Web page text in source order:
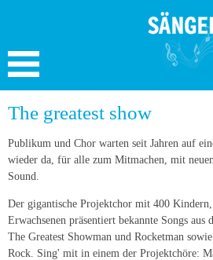
The greatest show
Publikum und Chor warten seit Jahren auf
wieder da, für alle zum Mitmachen, mit
Sound.
Der gigantische Projektchor mit 400
Erwachsenen präsentiert bekannte Songs aus
The Greatest Showman und Rocketman
Rock. Sing' mit in einem der Projektchöre: